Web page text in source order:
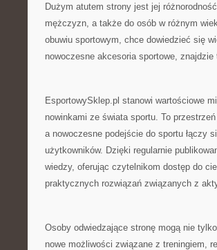
Dużym atutem strony jest jej
mężczyzn, a także do osób w różnym
obuwiu sportowym, chce dowiedzieć się
nowoczesne akcesoria sportowe,
EsportowySklep.pl stanowi wartościowe
nowinkami ze świata sportu. To
a nowoczesne podejście do sportu łączy
użytkowników. Dzięki regularnie
wiedzy, oferując czytelnikom dostęp do
praktycznych rozwiązań związanych z
Osoby odwiedzające stronę mogą nie
nowe możliwości związane z treningiem,